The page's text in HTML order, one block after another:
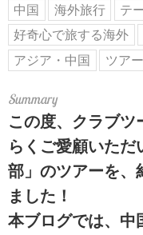
中国 海外旅行 テ
好奇心で旅する海外
アジア・中国
ツア
この度、クラブツ
らくご愛顧いた
部」のツアーを、
ました！
本ブログでは、中